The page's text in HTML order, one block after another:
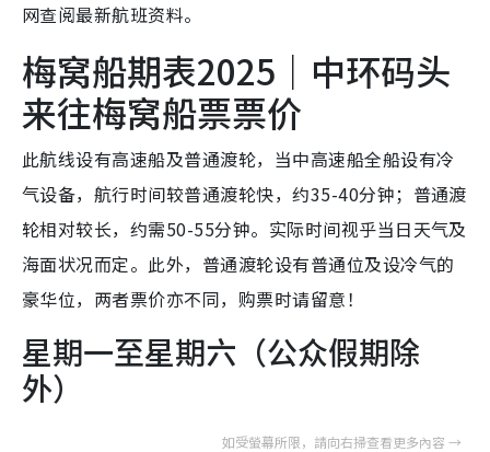
网查阅最新航班资料。
梅窝船期表2025｜中环码头
来往梅窝船票票价
此航线设有高速船及普通渡轮，当中高速船全船设有冷
气设备，航行时间较普通渡轮快，约35-40分钟；普通渡
轮相对较长，约需50-55分钟。实际时间视乎当日天气及
海面状况而定。此外，普通渡轮设有普通位及设冷气的
豪华位，两者票价亦不同，购票时请留意！
星期一至星期六（公众假期除
外）